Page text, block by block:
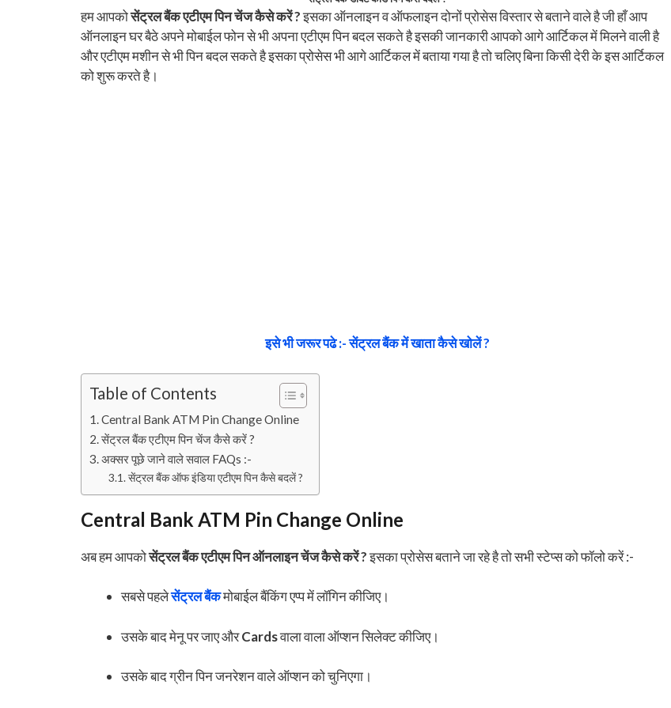
हम आपकोसेंट्रल बैंक एटीएम पिन चेंज कैसे करें ?इसका ऑनलाइन व ऑफलाइन दोनों प्रोसेस विस्तार से बताने वाले है जी हाँ आप
ऑनलाइन घर बैठे अपने मोबाईल फोन से भी अपना एटीएम पिन बदल सकते है इसकी जानकारी आपको आगे आर्टिकल में मिलने वाली है
और एटीएम मशीन से भी पिन बदल सकते है इसका प्रोसेस भी आगे आर्टिकल में बताया गया है तो चलिए बिना किसी देरी के इस आर्टिकल
को शुरू करते है।
इसे भी जरूर पढे :- सेंट्रल बैंक में खाता कैसे खोलें ?
Table of Contents
Central Bank ATM Pin Change Online
सेंट्रल बैंक एटीएम पिन चेंज कैसे करें ?
अक्सर पूछे जाने वाले सवाल FAQs :-
सेंट्रल बैंक ऑफ इंडिया एटीएम पिन कैसे बदलें ?
Central Bank ATM Pin Change Online
अब हम आपकोसेंट्रल बैंक एटीएम पिन ऑनलाइन चेंज कैसे करें ?इसका प्रोसेस बताने जा रहे है तो सभी स्टेप्स को फॉलो करें :-
सबसे पहलेसेंट्रल बैंकमोबाईल बैंकिंग एप्प में लॉगिन कीजिए।
उसके बाद मेनू पर जाए औरCardsवाला वाला ऑप्शन सिलेक्ट कीजिए।
उसके बाद ग्रीन पिन जनरेशन वाले ऑप्शन को चुनिएगा।